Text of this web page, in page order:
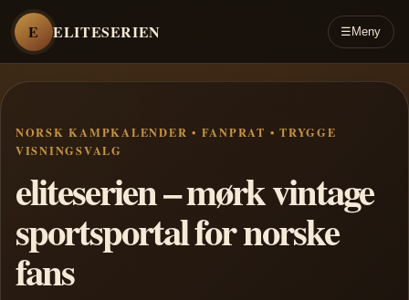
E ELITESERIEN ☰ Meny
NORSK KAMPKALENDER • FANPRAT • TRYGGE
VISNINGSVALG
eliteserien – mørk vintage
sportsportal for norske
fans